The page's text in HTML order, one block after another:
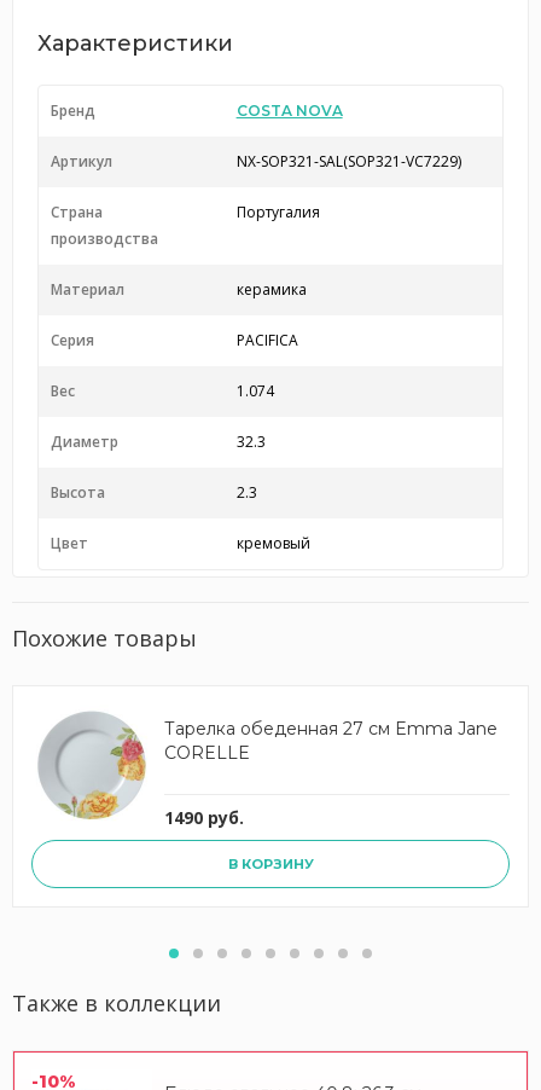
Характеристики
Бренд COSTA NOVA
Артикул NX-SOP321-SAL(SOP321-VC7229)
Страна
производства
Португалия
Материал керамика
Серия PACIFICA
Вес 1.074
Диаметр 32.3
Высота 2.3
Цвет кремовый
Похожие товары
Тарелка обеденная 27 см Emma Jane
CORELLE
1490 руб.
В КОРЗИНУ
Также в коллекции
-10%